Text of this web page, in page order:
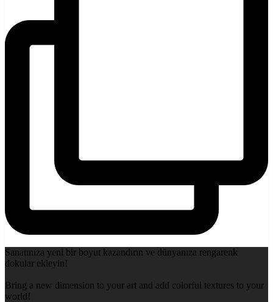
Sanatınıza yeni bir boyut kazandırın ve dünyanıza rengarenk
dokular ekleyin!
Bring a new dimension to your art and add colorful textures to your
world!